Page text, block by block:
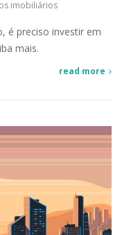
imobiliários
é preciso investir em
mais.
read more